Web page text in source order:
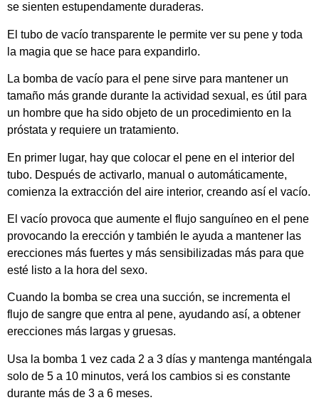
se sienten estupendamente duraderas.
El tubo de vacío transparente le permite ver su pene y toda
la magia que se hace para expandirlo.
La bomba de vacío para el pene sirve para mantener un
tamaño más grande durante la actividad sexual, es útil para
un hombre que ha sido objeto de un procedimiento en la
próstata y requiere un tratamiento.
En primer lugar, hay que colocar el pene en el interior del
tubo. Después de activarlo, manual o automáticamente,
comienza la extracción del aire interior, creando así el vacío.
El vacío provoca que aumente el flujo sanguíneo en el pene
provocando la erección y también le ayuda a mantener las
erecciones más fuertes y más sensibilizadas más para que
esté listo a la hora del sexo.
Cuando la bomba se crea una succión, se incrementa el
flujo de sangre que entra al pene, ayudando así, a obtener
erecciones más largas y gruesas.
Usa la bomba 1 vez cada 2 a 3 días y mantenga manténgala
solo de 5 a 10 minutos, verá los cambios si es constante
durante más de 3 a 6 meses.